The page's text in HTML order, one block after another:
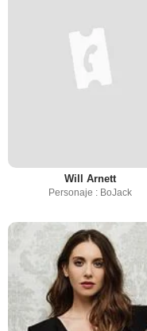
Will Arnett
Personaje : BoJack